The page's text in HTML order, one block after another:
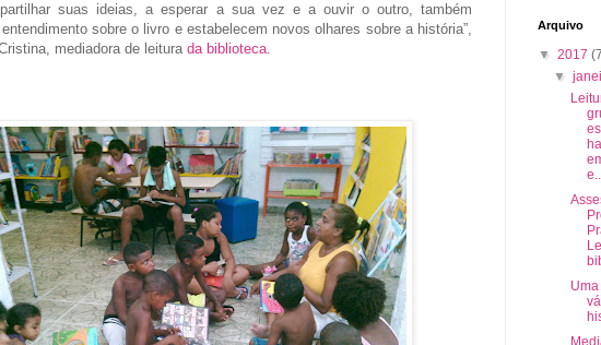
suas ideias, a esperar a sua vez e a ouvir o outro, também
sobre o livro e estabelecem novos olhares sobre a história”,
mediadora de leitura da biblioteca.
Arquivo
▼ 2017
▼
e...